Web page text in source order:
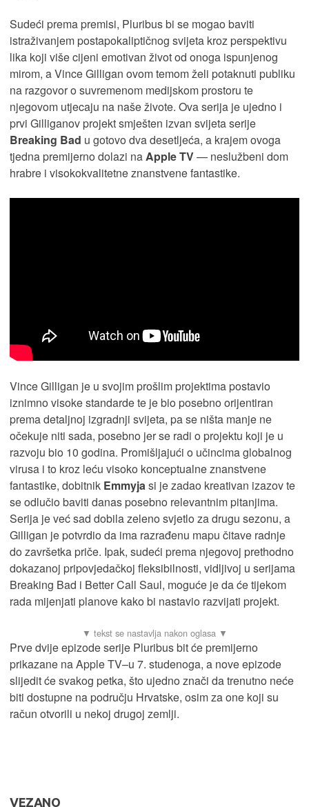
Sudeći prema premisi, Pluribus bi se mogao baviti
istraživanjem postapokaliptičnog svijeta kroz perspektivu
lika koji više cijeni emotivan život od onoga ispunjenog
mirom, a Vince Gilligan ovom temom želi potaknuti publiku
na razgovor o suvremenom medijskom prostoru te
njegovom utjecaju na naše živote. Ova serija je ujedno i
prvi Gilliganov projekt smješten izvan svijeta serije
Breaking Bad u gotovo dva desetljeća, a krajem ovoga
tjedna premijerno dolazi naApple TV— neslužbeni dom
hrabre i visokokvalitetne znanstvene fantastike.
Vince Gilligan je u svojim prošlim projektima postavio
iznimno visoke standarde te je bio posebno orijentiran
prema detaljnoj izgradnji svijeta, pa se ništa manje ne
očekuje niti sada, posebno jer se radi o projektu koji je u
razvoju bio 10 godina. Promišljajući o učincima globalnog
virusa i to kroz leću visoko konceptualne znanstvene
fantastike, dobitnik Emmyja si je zadao kreativan izazov te
se odlučio baviti danas posebno relevantnim pitanjima.
Serija je već sad dobila zeleno svjetlo za drugu sezonu, a
Gilligan je potvrdio da ima razrađenu mapu čitave radnje
do završetka priče. Ipak, sudeći prema njegovoj prethodno
dokazanoj pripovjedačkoj fleksibilnosti, vidljivoj u serijama
Breaking Bad i Better Call Saul, moguće je da će tijekom
rada mijenjati planove kako bi nastavio razvijati projekt.
Prve dvije epizode serije Pluribus bit će premijerno
prikazane na Apple TV–u 7. studenoga, a nove epizode
slijedit će svakog petka, što ujedno znači da trenutno neće
biti dostupne na području Hrvatske, osim za one koji su
račun otvorili u nekoj drugoj zemlji.
VEZANO